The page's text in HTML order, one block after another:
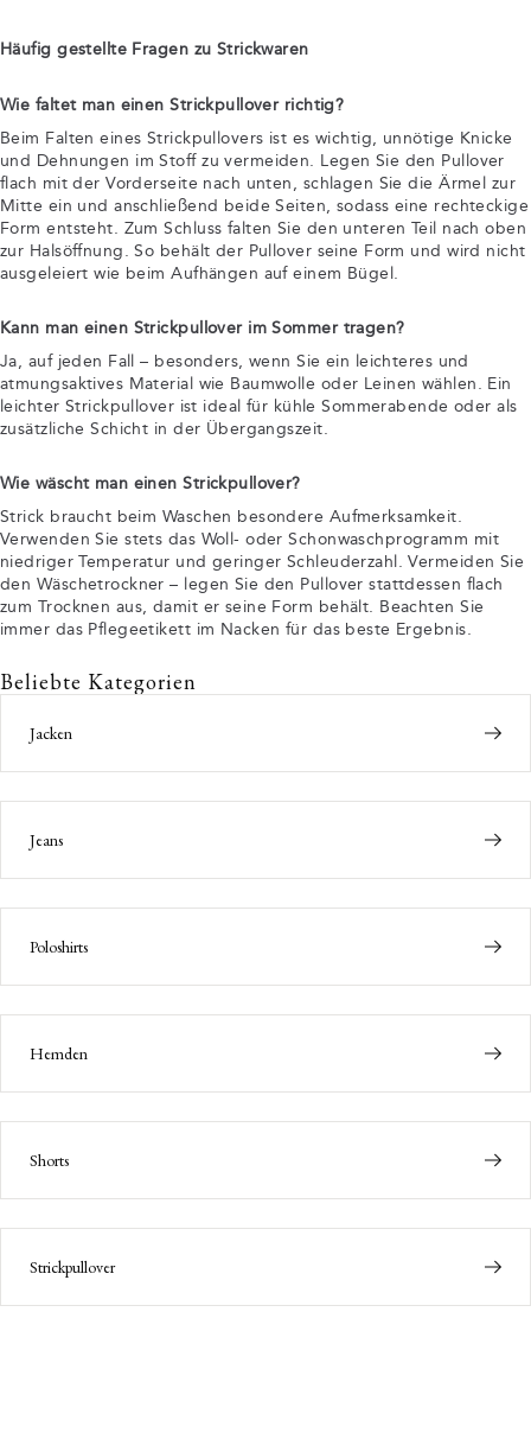
Häufig gestellte Fragen zu Strickwaren
Wie faltet man einen Strickpullover richtig?
Beim Falten eines Strickpullovers ist es wichtig, unnötige Knicke
und Dehnungen im Stoff zu vermeiden. Legen Sie den Pullover
flach mit der Vorderseite nach unten, schlagen Sie die Ärmel zur
Mitte ein und anschließend beide Seiten, sodass eine rechteckige
Form entsteht. Zum Schluss falten Sie den unteren Teil nach oben
zur Halsöffnung. So behält der Pullover seine Form und wird nicht
ausgeleiert wie beim Aufhängen auf einem Bügel.
Kann man einen Strickpullover im Sommer tragen?
Ja, auf jeden Fall – besonders, wenn Sie ein leichteres und
atmungsaktives Material wie Baumwolle oder Leinen wählen. Ein
leichter Strickpullover ist ideal für kühle Sommerabende oder als
zusätzliche Schicht in der Übergangszeit.
Wie wäscht man einen Strickpullover?
Strick braucht beim Waschen besondere Aufmerksamkeit.
Verwenden Sie stets das Woll- oder Schonwaschprogramm mit
niedriger Temperatur und geringer Schleuderzahl. Vermeiden Sie
den Wäschetrockner – legen Sie den Pullover stattdessen flach
zum Trocknen aus, damit er seine Form behält. Beachten Sie
immer das Pflegeetikett im Nacken für das beste Ergebnis.
Beliebte Kategorien
Jacken
Jeans
Poloshirts
Hemden
Shorts
Strickpullover